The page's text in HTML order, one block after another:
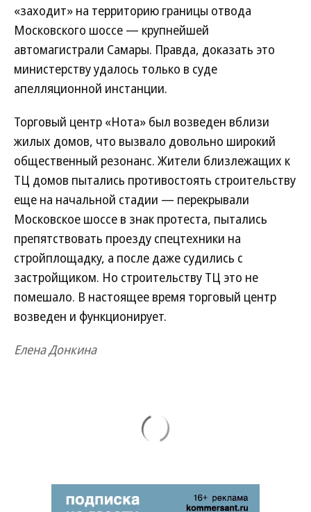
«заходит» на территорию границы отвода
Московского шоссе — крупнейшей
автомагистрали Самары. Правда, доказать это
министерству удалось только в суде
апелляционной инстанции.
Торговый центр «Нота» был возведен вблизи
жилых домов, что вызвало довольно широкий
общественный резонанс. Жители близлежащих к
ТЦ домов пытались противостоять строительству
еще на начальной стадии — перекрывали
Московское шоссе в знак протеста, пытались
препятствовать проезду спецтехники на
стройплощадку, а после даже судились с
застройщиком. Но строительству ТЦ это не
помешало. В настоящее время торговый центр
возведен и функционирует.
Елена Донкина